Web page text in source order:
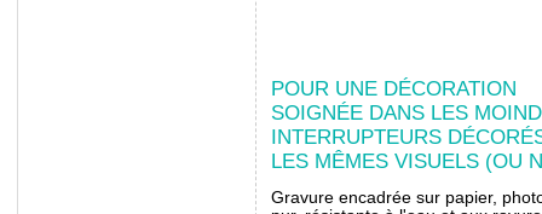
POUR UNE DÉCORATION
SOIGNÉE DANS LES
INTERRUPTEURS
LES MÊMES VISUELS (OU
Gravure encadrée sur papier,